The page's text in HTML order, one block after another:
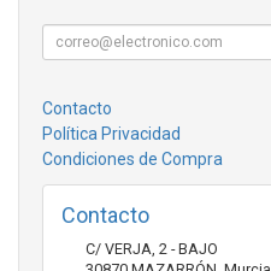
Contacto
Política Privacidad
Condiciones de Compra
Contacto
C/ VERJA, 2 - BAJO